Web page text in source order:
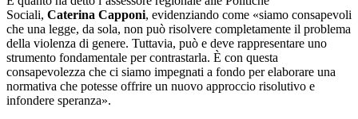
Sociali, Caterina Capponi, evidenziando come «siamo consapevoli
che una legge, da sola, non può risolvere completamente il problema
della violenza di genere. Tuttavia, può e deve rappresentare uno
strumento fondamentale per contrastarla. È con questa
consapevolezza che ci siamo impegnati a fondo per elaborare una
normativa che potesse offrire un nuovo approccio risolutivo e
infondere speranza».